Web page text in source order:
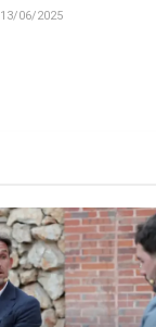
13/06/2025